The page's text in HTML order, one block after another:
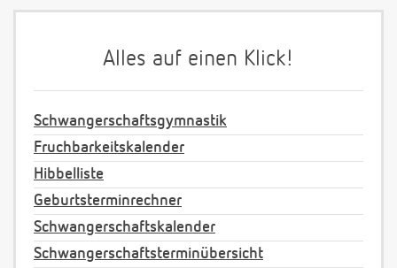
Alles auf einen Klick!
Schwangerschaftsgymnastik
Fruchbarkeitskalender
Hibbelliste
Geburtsterminrechner
Schwangerschaftskalender
Schwangerschaftsterminübersicht